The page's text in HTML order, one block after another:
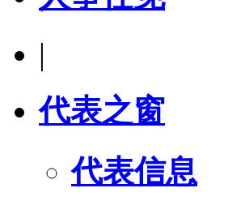
|
代表之窗
代表信息